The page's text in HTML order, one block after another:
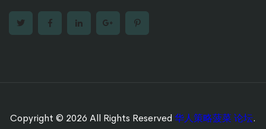
Copyright © 2026 All Rights Reserved 华人策略菠菜 论坛.